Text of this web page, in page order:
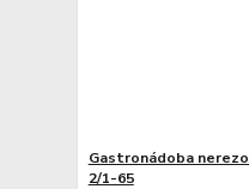
Gastronádoba
2/1-65